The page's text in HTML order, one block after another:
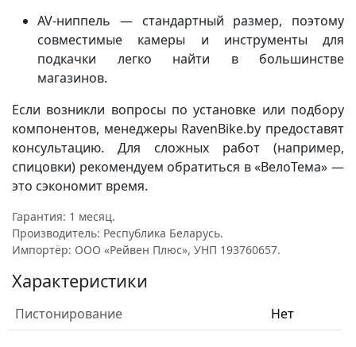
AV-ниппель — стандартный размер, поэтому
совместимые камеры и инструменты для
подкачки легко найти в большинстве
магазинов.
Если возникли вопросы по установке или подбору
компонентов, менеджеры RavenBike.by предоставят
консультацию. Для сложных работ (например,
спицовки) рекомендуем обратиться в «ВелоТема» —
это сэкономит время.
Гарантия: 1 месяц.
Производитель: Республика Беларусь.
Импортёр: ООО «Рейвен Плюс», УНП 193760657.
Характеристики
Пистонирование Нет